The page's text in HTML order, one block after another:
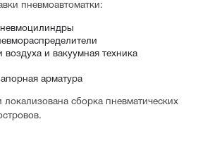
пневмоавтоматки:
воздуха и вакуумная техника
арматура
сборка пневматических